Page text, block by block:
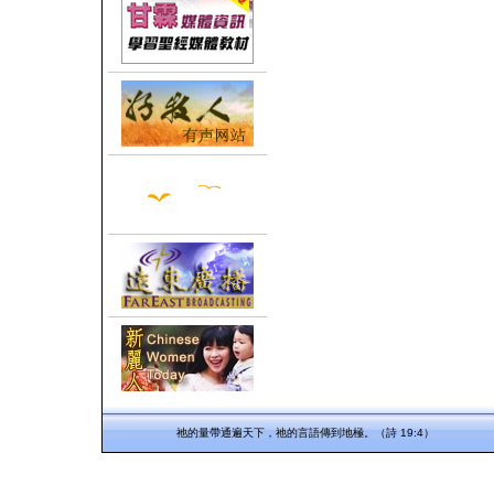
祂的量帶通遍天下，祂的言語傳到地極。（詩 19:4）